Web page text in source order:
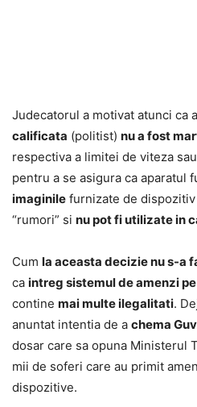
Judecatorul a motivat atunci ca
calificata (politist) nu a fost
respectiva a limitei de viteza
pentru a se asigura ca aparatul
imaginile furnizate de
“rumori” si nu pot fi utilizate in
Cum la aceasta decizie nu s-a
ca intreg sistemul de amenzi
contine mai multe ilegalitati.
anuntat intentia de a chema
dosar care sa opuna Ministerul
mii de soferi care au primit
dispozitive.